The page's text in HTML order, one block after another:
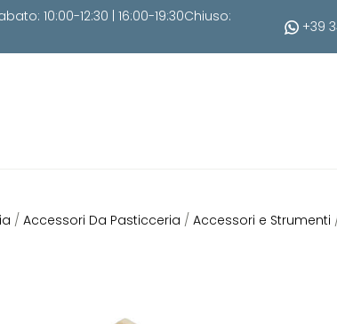
10:00-12:30 | 16:00-19:30Chiuso:
+39
/ Accessori Da Pasticceria / Accessori e Strumenti